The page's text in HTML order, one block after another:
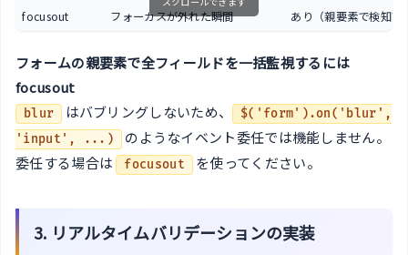
focusout フォーカスが外れた瞬間 あり（親要素で検知可
フォームの親要素で全フィールドを一括監視するには
focusout
blur はバブリングしないため、
$('form').on('blur',
'input', ...)
のようなイベント委任では機能しません。
委任する場合は focusout を使ってください。
3. リアルタイムバリデーションの実装